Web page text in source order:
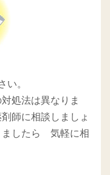
い。
処法は異なりま
師に相談しましょ
ましたら 気軽に相